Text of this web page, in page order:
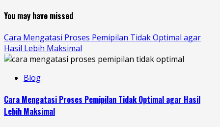
You may have missed
Cara Mengatasi Proses Pemipilan Tidak Optimal agar
Hasil Lebih Maksimal
Blog
Cara Mengatasi Proses Pemipilan Tidak Optimal agar Hasil
Lebih Maksimal